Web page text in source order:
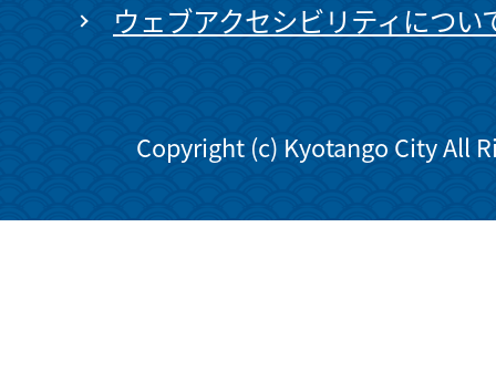
ウェブアクセシビリティについ
Copyright (c) Kyotango City All